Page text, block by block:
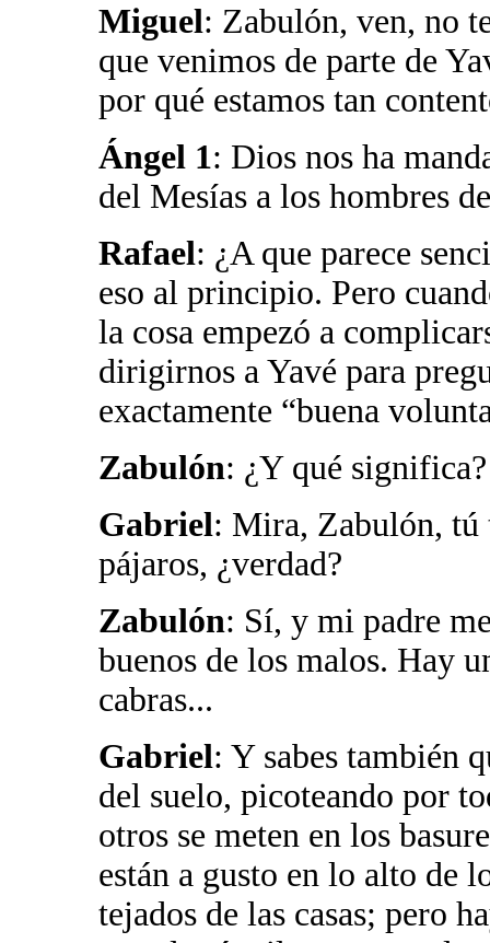
Miguel: Zabulón, ven, no
que venimos de parte de
por qué estamos tan
Ángel 1: Dios nos ha
del Mesías a los hombres
Rafael: ¿A que parece
eso al principio. Pero
la cosa empezó a
dirigirnos a Yavé para
exactamente “buena
Zabulón: ¿Y qué significa?
Gabriel: Mira, Zabulón, tú
pájaros, ¿verdad?
Zabulón: Sí, y mi padre
buenos de los malos. Hay
cabras...
Gabriel: Y sabes también
del suelo, picoteando por
otros se meten en los
están a gusto en lo alto de
tejados de las casas; pero